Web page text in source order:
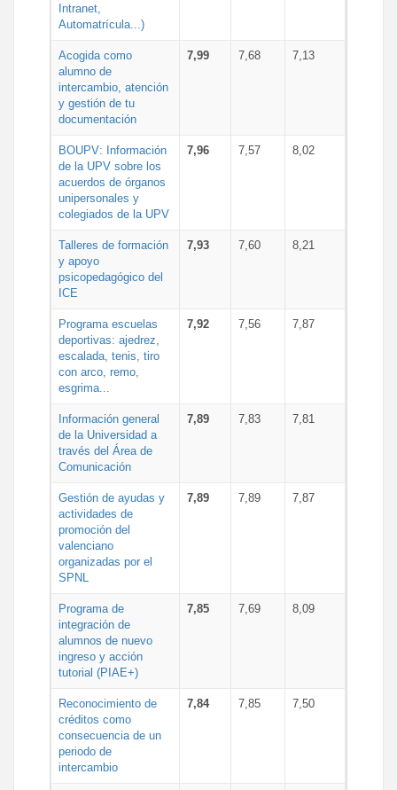
Intranet,
Automatrícula...)
Acogida como
alumno de
intercambio, atención
y gestión de tu
documentación
7,99 7,68 7,13
BOUPV: Información
de la UPV sobre los
acuerdos de órganos
unipersonales y
colegiados de la UPV
7,96 7,57 8,02
Talleres de formación
y apoyo
psicopedagógico del
ICE
7,93 7,60 8,21
Programa escuelas
deportivas: ajedrez,
escalada, tenis, tiro
con arco, remo,
esgrima...
7,92 7,56 7,87
Información general
de la Universidad a
través del Área de
Comunicación
7,89 7,83 7,81
Gestión de ayudas y
actividades de
promoción del
valenciano
organizadas por el
SPNL
7,89 7,89 7,87
Programa de
integración de
alumnos de nuevo
ingreso y acción
tutorial (PIAE+)
7,85 7,69 8,09
Reconocimiento de
créditos como
consecuencia de un
periodo de
intercambio
7,84 7,85 7,50